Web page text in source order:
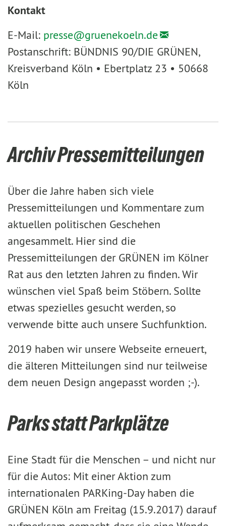
Kontakt
E-Mail: presse@gruenekoeln.de
Postanschrift: BÜNDNIS 90/DIE GRÜNEN,
Kreisverband Köln • Ebertplatz 23 • 50668
Köln
Archiv Pressemitteilungen
Über die Jahre haben sich viele
Pressemitteilungen und Kommentare zum
aktuellen politischen Geschehen
angesammelt. Hier sind die
Pressemitteilungen der GRÜNEN im Kölner
Rat aus den letzten Jahren zu finden. Wir
wünschen viel Spaß beim Stöbern. Sollte
etwas spezielles gesucht werden, so
verwende bitte auch unsere Suchfunktion.
2019 haben wir unsere Webseite erneuert,
die älteren Mitteilungen sind nur teilweise
dem neuen Design angepasst worden ;-).
Parks statt Parkplätze
Eine Stadt für die Menschen – und nicht nur
für die Autos: Mit einer Aktion zum
internationalen PARKing-Day haben die
GRÜNEN Köln am Freitag (15.9.2017) darauf